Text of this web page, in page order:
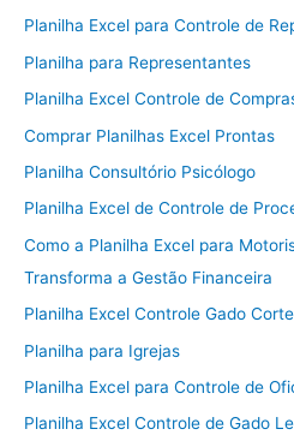
Planilha Excel para Controle de
Planilha para Representantes
Planilha Excel Controle de
Comprar Planilhas Excel Prontas
Planilha Consultório Psicólogo
Planilha Excel de Controle de
Como a Planilha Excel para
Transforma a Gestão Financeira
Planilha Excel Controle Gado
Planilha para Igrejas
Planilha Excel para Controle de
Planilha Excel Controle de Gado